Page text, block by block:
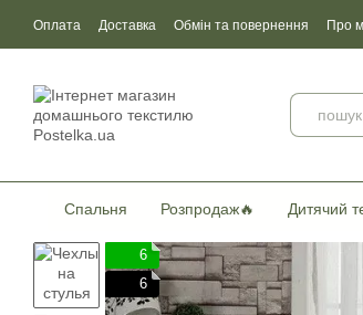
Оплата Доставка Обмін та повернення Про
Угода користувача
Договір публічної оферти
Спальня Розпродаж🔥 Дитячий
6
6